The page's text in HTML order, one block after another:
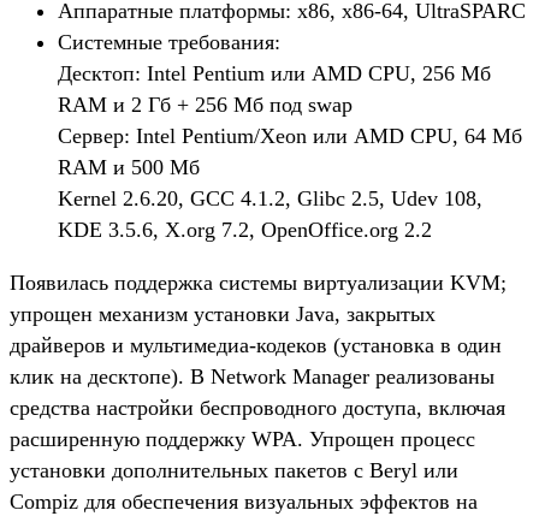
Аппаратные платформы: x86, x86-64, UltraSPARC
Системные требования:
Десктоп: Intel Pentium или AMD CPU, 256 Мб
RAM и 2 Гб + 256 Мб под swap
Сервер: Intel Pentium/Xeon или AMD CPU, 64 Mб
RAM и 500 Mб
Kernel 2.6.20, GCC 4.1.2, Glibc 2.5, Udev 108,
KDE 3.5.6, X.org 7.2, OpenOffice.org 2.2
Появилась поддержка системы виртуализации KVM;
упрощен механизм установки Java, закрытых
драйверов и мультимедиа-кодеков (установка в один
клик на десктопе). В Network Manager реализованы
средства настройки беспроводного доступа, включая
расширенную поддержку WPA. Упрощен процесс
установки дополнительных пакетов с Beryl или
Compiz для обеспечения визуальных эффектов на